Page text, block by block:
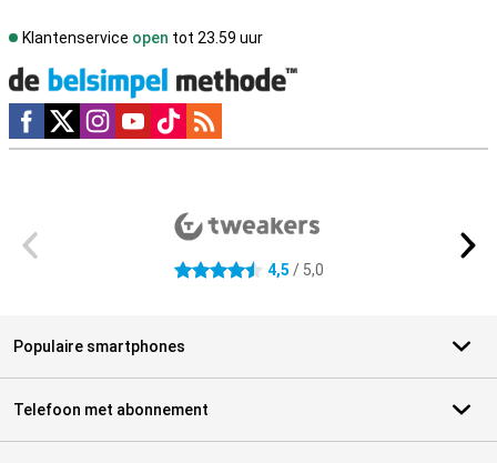
Klantenservice open tot 23.59 uur
Social media
4.5 sterren 4,5 / 5,0
Populaire smartphones
Telefoon met abonnement